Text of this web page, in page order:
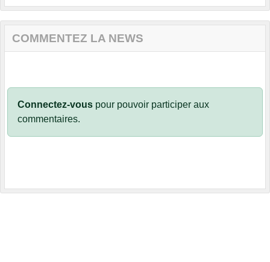
COMMENTEZ LA NEWS
Connectez-vous pour pouvoir participer aux
commentaires.